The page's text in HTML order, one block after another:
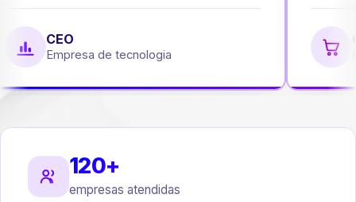
CEO
Empresa de tecnologia
120+
empresas atendidas